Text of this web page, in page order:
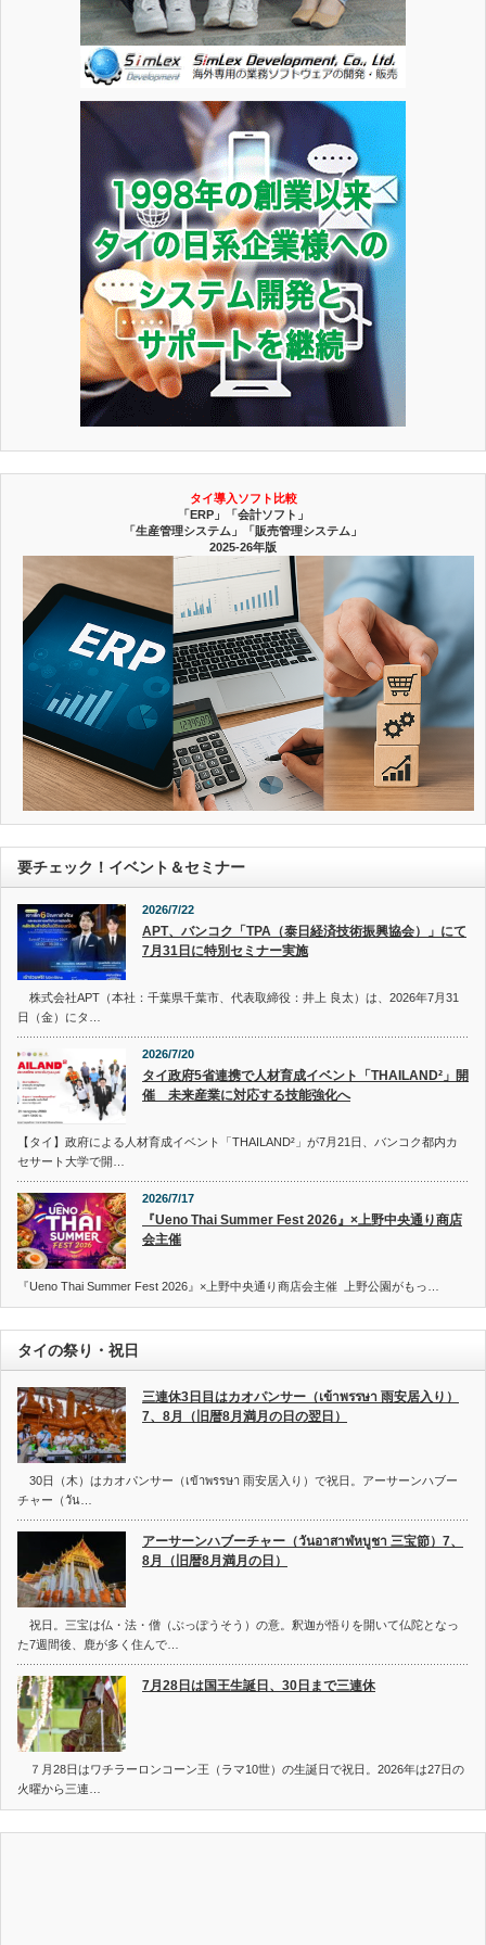
タイ導入ソフト比較
「ERP」「会計ソフト」
「生産管理システム」「販売管理システム」
2025-26年版
要チェック！イベント＆セミナー
2026/7/22
APT、バンコク「TPA（泰日経済技術振興協会）」にて
7月31日に特別セミナー実施
株式会社APT（本社：千葉県千葉市、代表取締役：井上 良太）は、2026年7月31
日（金）にタ…
2026/7/20
タイ政府5省連携で人材育成イベント「THAILAND²」開
催 未来産業に対応する技能強化へ
【タイ】政府による人材育成イベント「THAILAND²」が7月21日、バンコク都内カ
セサート大学で開…
2026/7/17
『Ueno Thai Summer Fest 2026』×上野中央通り商店
会主催
『Ueno Thai Summer Fest 2026』×上野中央通り商店会主催 上野公園がもっ…
タイの祭り・祝日
三連休3日目はカオパンサー（เข้าพรรษา 雨安居入り）
7、8月（旧暦8月満月の日の翌日）
30日（木）はカオパンサー（เข้าพรรษา 雨安居入り）で祝日。アーサーンハブー
チャー（วัน…
アーサーンハブーチャー（วันอาสาฬหบูชา 三宝節）7、
8月（旧暦8月満月の日）
祝日。三宝は仏・法・僧（ぶっぽうそう）の意。釈迦が悟りを開いて仏陀となっ
た7週間後、鹿が多く住んで…
7月28日は国王生誕日、30日まで三連休
７月28日はワチラーロンコーン王（ラマ10世）の生誕日で祝日。2026年は27日の
火曜から三連…